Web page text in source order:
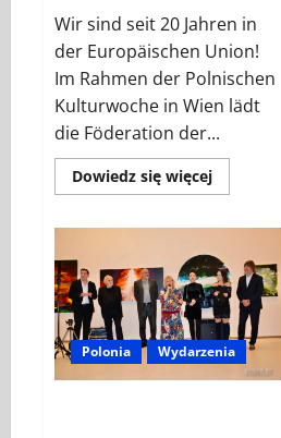
Wir sind seit 20 Jahren in
der Europäischen Union!
Im Rahmen der Polnischen
Kulturwoche in Wien lädt
die Föderation der...
Dowiedz się więcejDowiedz
się
Konzert
in
Hietzing,
01.06.2024
Polonia Wydarzenia